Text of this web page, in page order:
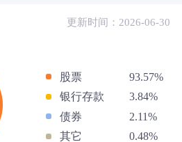
更新时间：2026-06-30
股票
93.57%
银行存款
3.84%
债券
2.11%
其它
0.48%